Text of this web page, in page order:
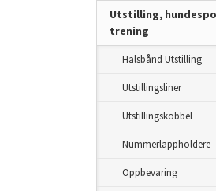
Utstilling,
trening
Halsbånd Utstilling
Utstillingsliner
Utstillingskobbel
Nummerlappholdere
Oppbevaring